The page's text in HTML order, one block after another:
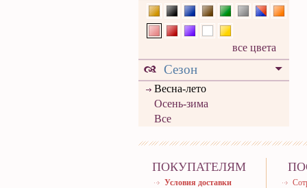
все цвета
Сезон
Весна-лето
Осень-зима
Все
ПОКУПАТЕЛЯМ
Условия доставки